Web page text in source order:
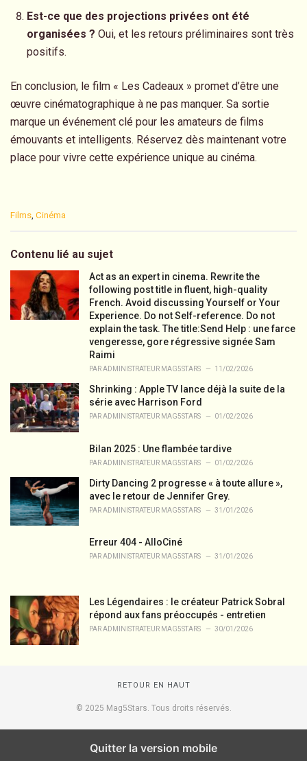
Est-ce que des projections privées ont été
organisées ? Oui, et les retours préliminaires sont très
positifs.
En conclusion, le film « Les Cadeaux » promet d’être une
œuvre cinématographique à ne pas manquer. Sa sortie
marque un événement clé pour les amateurs de films
émouvants et intelligents. Réservez dès maintenant votre
place pour vivre cette expérience unique au cinéma.
C
e
r
i
e
Films Cinéma
Contenu lié au sujet
Act as an expert in cinema. Rewrite the
following post title in fluent, high-quality
French. Avoid discussing Yourself or Your
Experience. Do not Self-reference. Do not
explain the task. The title:Send Help : une farce
vengeresse, gore régressive signée Sam
Raimi
PARADMINISTRATEUR MAG5STARS 11/02/2026
Shrinking : Apple TV lance déjà la suite de la
série avec Harrison Ford
PARADMINISTRATEUR MAG5STARS 01/02/2026
Bilan 2025 : Une flambée tardive
PARADMINISTRATEUR MAG5STARS 01/02/2026
Dirty Dancing 2 progresse « à toute allure »,
avec le retour de Jennifer Grey.
PARADMINISTRATEUR MAG5STARS 31/01/2026
Erreur 404 - AlloCiné
PARADMINISTRATEUR MAG5STARS 31/01/2026
Les Légendaires : le créateur Patrick Sobral
répond aux fans préoccupés - entretien
PARADMINISTRATEUR MAG5STARS 30/01/2026
RETOUR EN HAUT
© 2025 Mag5Stars. Tous droits réservés.
Quitter la version mobile